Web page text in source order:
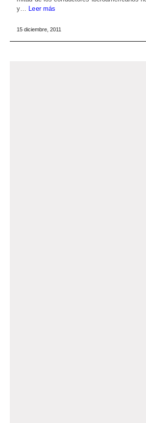
y… Leer más
15 diciembre, 2011